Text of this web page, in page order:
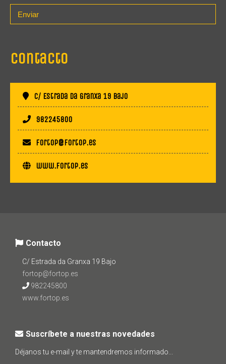
Enviar
Contacto
C/ Estrada da Granxa 19 Bajo
982245800
fortop@fortop.es
www.fortop.es
Contacto
C/ Estrada da Granxa 19 Bajo
fortop@fortop.es
982245800
www.fortop.es
Suscríbete a nuestras novedades
Déjanos tu e-mail y te mantendremos informado...